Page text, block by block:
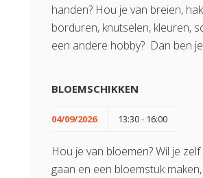
handen? Hou je van breien,
borduren, knutselen, kleuren,
een andere hobby? Dan ben
BLOEMSCHIKKEN
04/09/2026 13:30 - 16:00
Hou je van bloemen? Wil je
gaan en een bloemstuk